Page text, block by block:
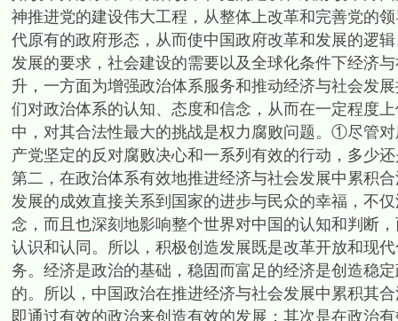
神推进党的建设伟大工程，从整体上改革和完善党的
代原有的政府形态，从而使中国政府改革和发展的逻
发展的要求，社会建设的需要以及全球化条件下经济
升，一方面为增强政治体系服务和推动经济与社会发
们对政治体系的认知、态度和信念，从而在一定程度
中，对其合法性最大的挑战是权力腐败问题。①尽管
产党坚定的反对腐败决心和一系列有效的行动，多少
第二，在政治体系有效地推进经济与社会发展中累积
发展的成效直接关系到国家的进步与民众的幸福，不
念，而且也深刻地影响整个世界对中国的认知和判断
认识和认同。所以，积极创造发展既是改革开放和现
务。经济是政治的基础，稳固而富足的经济是创造稳
的。所以，中国政治在推进经济与社会发展中累积其
即通过有效的政治来创造有效的发展；其次是在政治